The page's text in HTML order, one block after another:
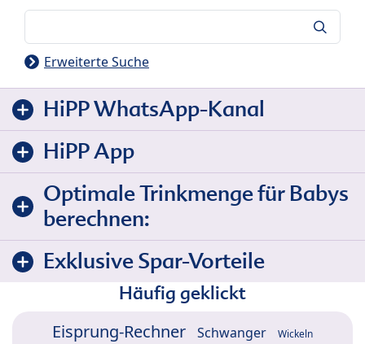
Erweiterte Suche
HiPP WhatsApp-Kanal
HiPP App
Optimale Trinkmenge für Babys
berechnen:
Exklusive Spar-Vorteile
Häufig geklickt
Eisprung-Rechner Schwanger Wickeln